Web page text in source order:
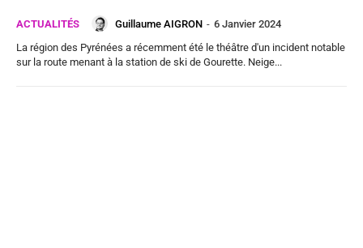
ACTUALITÉS Guillaume AIGRON - 6 Janvier 2024
La région des Pyrénées a récemment été le théâtre d'un incident notable
sur la route menant à la station de ski de Gourette. Neige...